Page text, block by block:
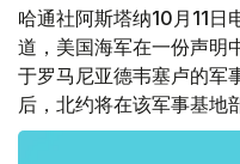
哈通社阿斯塔纳10月11日
道，美国海军在一份声明
于罗马尼亚德韦塞卢的军
后，北约将在该军事基地